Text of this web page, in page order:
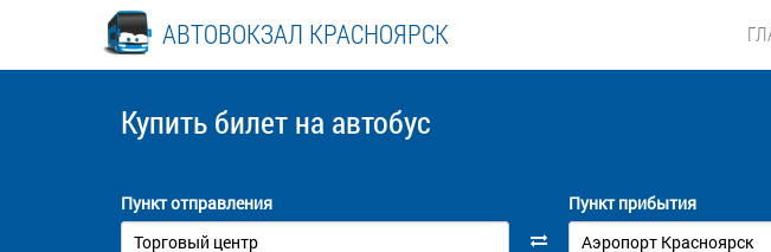
АВТОВОКЗАЛ КРАСНОЯРСК
Купить билет на автобус
Пункт отправления Пункт прибытия